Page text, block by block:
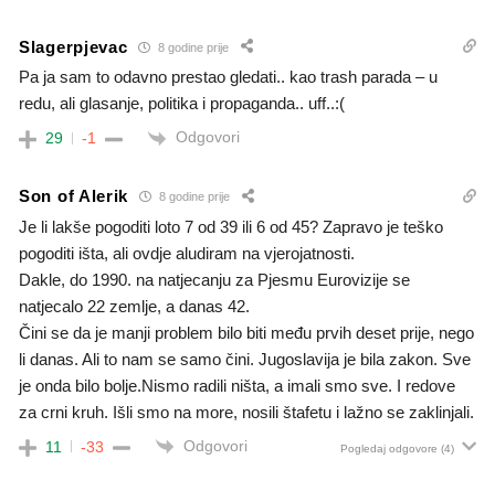
Slagerpjevac 8 godine prije
Pa ja sam to odavno prestao gledati.. kao trash parada – u
redu, ali glasanje, politika i propaganda.. uff..:(
29 -1 Odgovori
Son of Alerik 8 godine prije
Je li lakše pogoditi loto 7 od 39 ili 6 od 45? Zapravo je teško
pogoditi išta, ali ovdje aludiram na vjerojatnosti.
Dakle, do 1990. na natjecanju za Pjesmu Eurovizije se
natjecalo 22 zemlje, a danas 42.
Čini se da je manji problem bilo biti među prvih deset prije, nego
li danas. Ali to nam se samo čini. Jugoslavija je bila zakon. Sve
je onda bilo bolje.Nismo radili ništa, a imali smo sve. I redove
za crni kruh. Išli smo na more, nosili štafetu i lažno se zaklinjali.
11 -33 Odgovori Pogledaj odgovore (4)